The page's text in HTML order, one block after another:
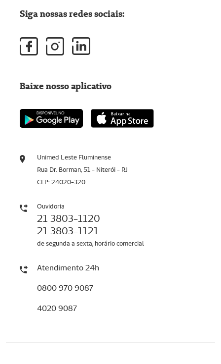
Unimed Leste Fluminense
Rua Dr. Borman, 51 - Niterói - RJ
CEP: 24020-320
Ouvidoria
21 3803-1120
21 3803-1121
de segunda a sexta, horário comercial
Atendimento 24h
0800 970 9087
4020 9087
Siga nossas redes sociais:
Baixe nosso aplicativo